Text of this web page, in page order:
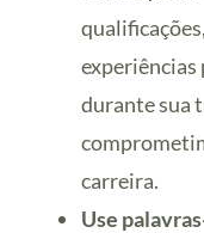
experiências
durante sua
carreira.
Use